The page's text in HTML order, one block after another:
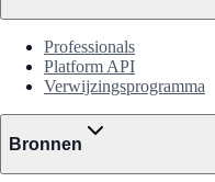
Professionals
Platform API
Verwijzingsprogramma
Bronnen